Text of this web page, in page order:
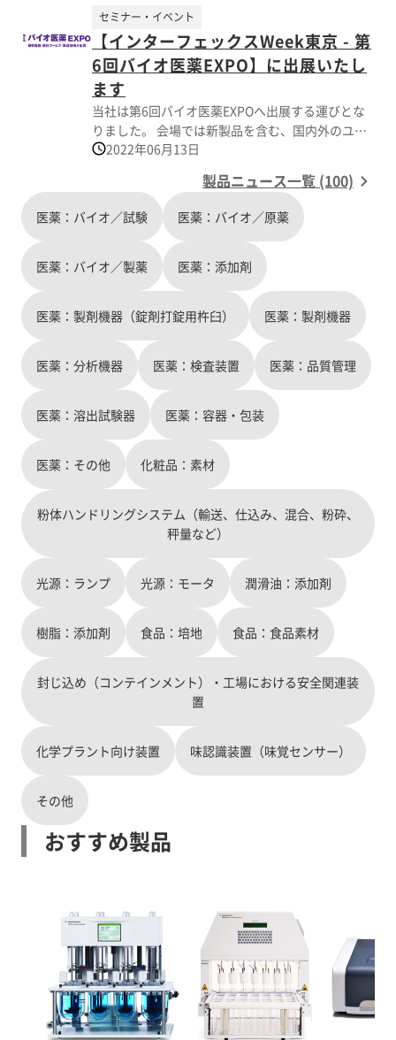
ンブリーチューブ ・《vyterial TM》 樹脂バイアル/
シリンジ
ご来場を心よりお待ち申し上げます。
【インターフェックスWeek東京 - 第
6回バイオ医薬EXPO】に出展いたし
ます
セミナー・イベント
当社は第6回バイオ医薬EXPOへ出展する運びとな
りました。 会場では新製品を含む、国内外のユニ
ークな製品を多数ご紹介致します。 期間中ご多忙
ご来場を心よりお待ち申し上げます。
2022年06月13日
製品ニュース一覧 (100)
医薬：バイオ／試験 医薬：バイオ／原薬
医薬：バイオ／製薬 医薬：添加剤
医薬：製剤機器（錠剤打錠用杵臼） 医薬：製剤機器
医薬：分析機器 医薬：検査装置 医薬：品質管理
医薬：溶出試験器 医薬：容器・包装
医薬：その他 化粧品：素材
粉体ハンドリングシステム（輸送、仕込み、混合、粉砕、
秤量など）
光源：ランプ 光源：モータ 潤滑油：添加剤
樹脂：添加剤 食品：培地 食品：食品素材
封じ込め（コンテインメント）・工場における安全関連装
置
化学プラント向け装置 味認識装置（味覚センサー）
その他
おすすめ製品